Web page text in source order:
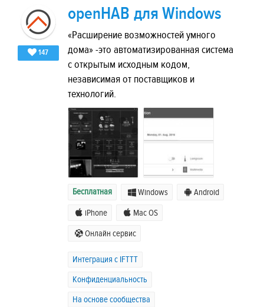
147
openHAB для Windows
«Расширение возможностей умного
дома» -это автоматизированная система
с открытым исходным кодом,
независимая от поставщиков и
технологий.
Бесплатная Windows Android
iPhone Mac OS
Онлайн сервис
Интеграция с IFTTT
Конфиденциальность
На основе сообщества